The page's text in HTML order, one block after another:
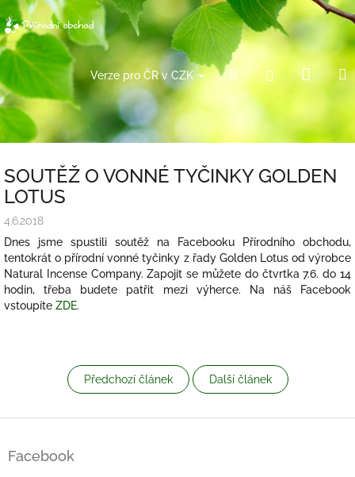
Přejít
na
obsah
Verze pro ČR v CZK Hledat Přihlášení
košík
SOUTĚŽ O VONNÉ TYČINKY GOLDEN
LOTUS
4.6.2018
Dnes jsme spustili soutěž na Facebooku Přírodního obchodu,
tentokrát o přírodní vonné tyčinky z řady Golden Lotus od výrobce
Natural Incense Company. Zapojit se můžete do čtvrtka 7.6. do 14
hodin, třeba budete patřit mezi výherce. Na náš Facebook
vstoupíte ZDE.
Předchozí článek Další článek
Facebook